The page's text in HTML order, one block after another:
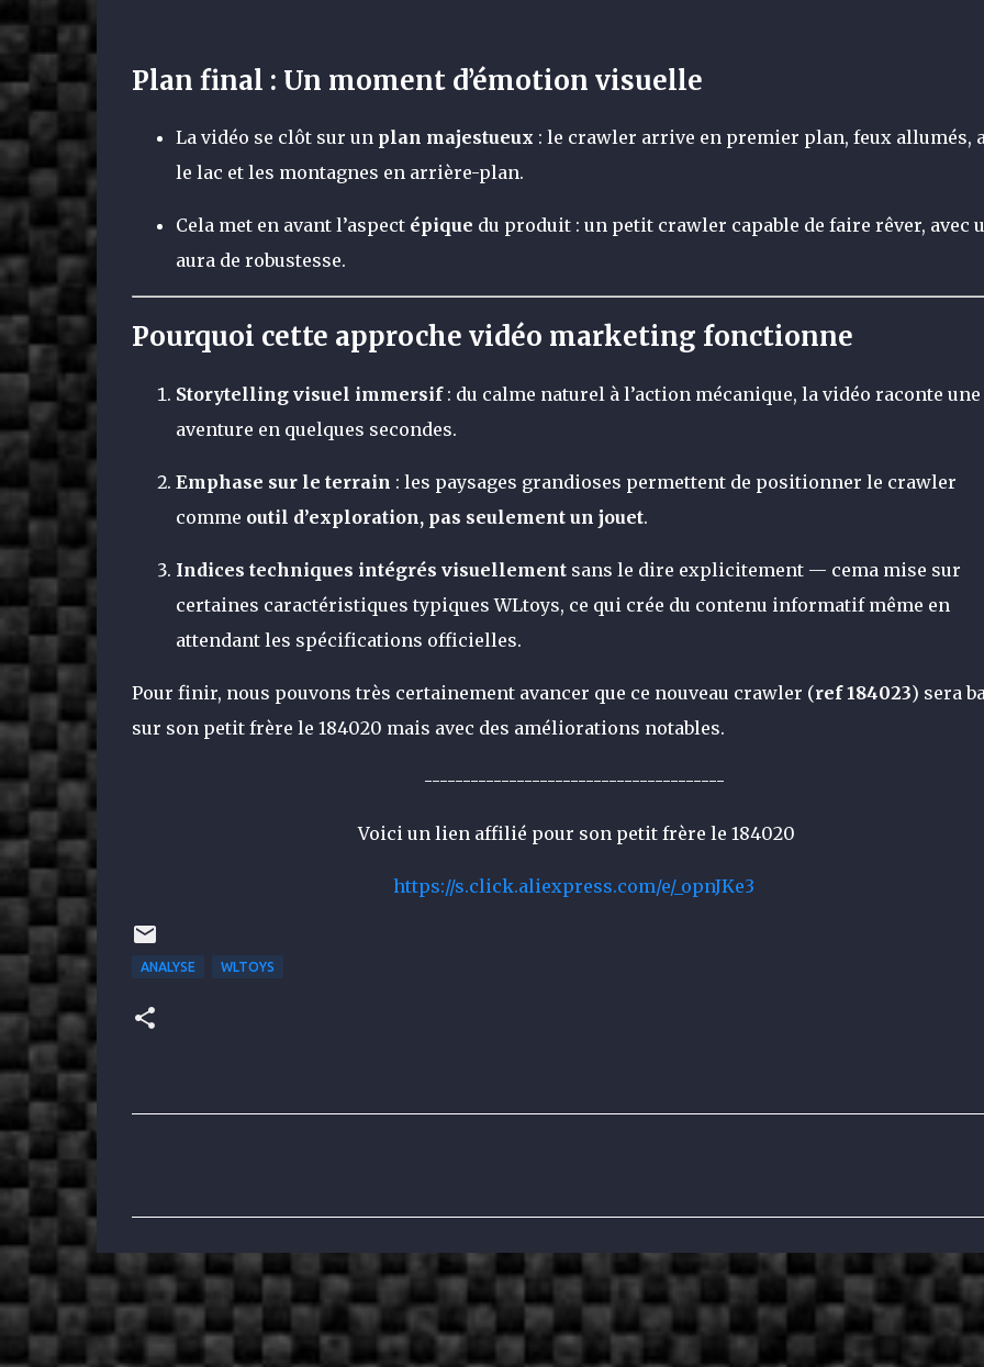
Plan final : Un moment d’émotion visuelle
La vidéo se clôt sur un plan majestueux : le crawler arrive en premier plan, feux allumés,
le lac et les montagnes en arrière-plan.
Cela met en avant l’aspect épique du produit : un petit crawler capable de faire rêver, avec
aura de robustesse.
Pourquoi cette approche vidéo marketing fonctionne
Storytelling visuel immersif: du calme naturel à l’action mécanique, la vidéo raconte une
aventure en quelques secondes.
Emphase sur le terrain : les paysages grandioses permettent de positionner le crawler
comme outil d’exploration, pas seulement un jouet.
Indices techniques intégrés visuellementsans le dire explicitement — cema mise sur
certaines caractéristiques typiques WLtoys, ce qui crée du contenu informatif même en
attendant les spécifications officielles.
Pour finir, nous pouvons très certainement avancer que ce nouveau crawler (ref 184023) sera
sur son petit frère le 184020 mais avec des améliorations notables.
---------------------------------------
Voici un lien affilié pour son petit frère le 184020
https://s.click.aliexpress.com/e/_opnJKe3
ANALYSE WLTOYS
n
t